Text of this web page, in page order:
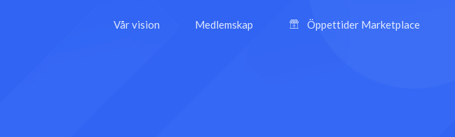
Vår vision Medlemskap Öppettider Marketplace